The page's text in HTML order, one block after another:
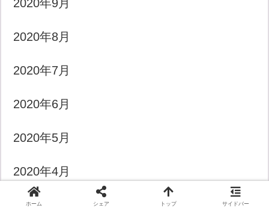
2020年9月
2020年8月
2020年7月
2020年6月
2020年5月
2020年4月
2020年3月
ホーム シェア トップ サイドバー